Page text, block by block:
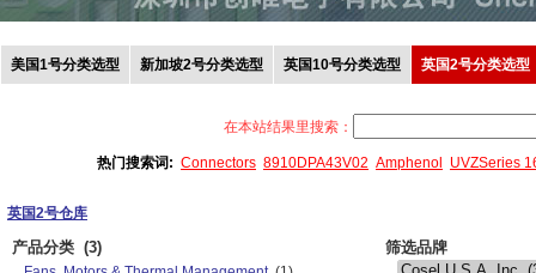
美国1号分类选型 新加坡2号分类选型 英国10号分类选型 英国2号分类选型
在本站结果里搜索：
热门搜索词: Connectors 8910DPA43V02 Amphenol UVZSeries
英国2号仓库
产品分类 (3) 筛选品牌